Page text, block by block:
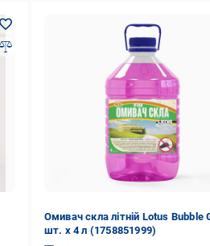
Омивач скла літній Lotus Bubble
шт. x 4 л (1758851999)